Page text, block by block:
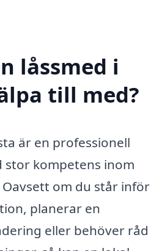
låssmed i
till med?
är en professionell
stor kompetens inom
om du står inför
planerar en
eller behöver råd